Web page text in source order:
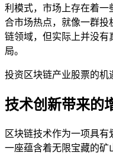
利模式，市场上存在着一
合市场热点，就像一群投
链领域，但实际上并没有
局。
投资区块链产业股票的机
技术创新带来的
区块链技术作为一项具
一座蕴含着无限宝藏的矿